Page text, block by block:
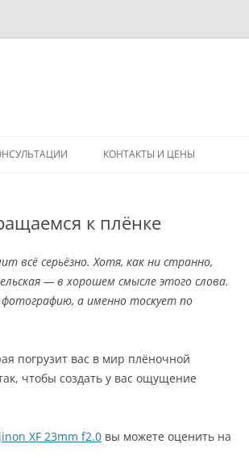
к
содержимому
КОНТАКТЫ И ЦЕНЫ
к плёнке
всё серьёзно. Хотя, как ни странно,
— в хорошем смысле этого слова.
а именно тоскует по
погрузит вас в мир плёночной
чтобы создать у вас ощущение
XF 23mm f2.0 вы можете оценить на